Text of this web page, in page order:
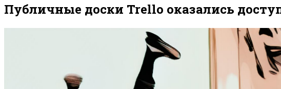
Публичные доски Trello оказались